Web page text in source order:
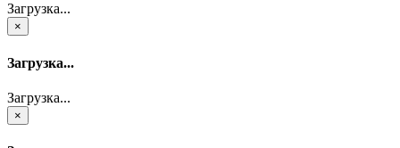
Загрузка...
×
Загрузка...
Загрузка...
×